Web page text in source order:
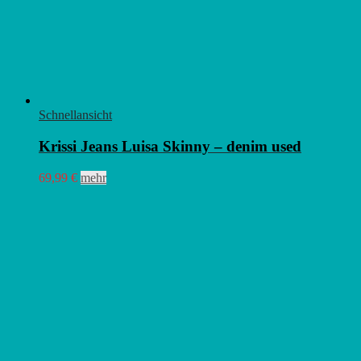
Schnellansicht
Krissi Jeans Luisa Skinny – denim used
69,99 € mehrDieses